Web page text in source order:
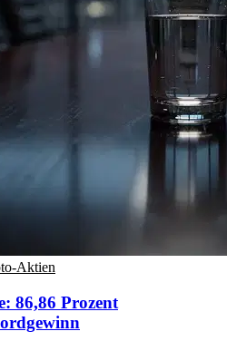
Aktien
86,86 Prozent